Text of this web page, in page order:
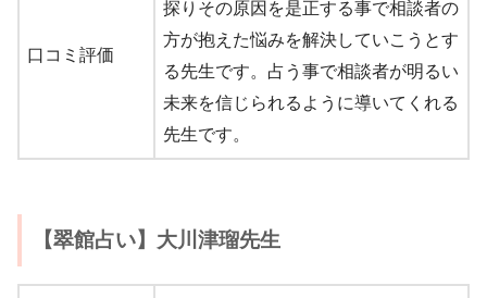
口コミ評価
探りその原因を是正する事で相談者の
方が抱えた悩みを解決していこうとす
る先生です。占う事で相談者が明るい
未来を信じられるように導いてくれる
先生です。
【翠館占い】大川津瑠先生